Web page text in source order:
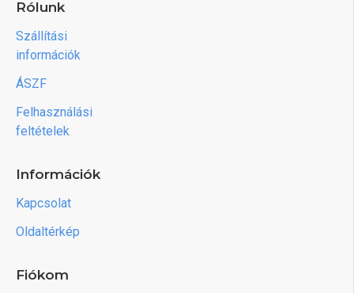
Rólunk
Szállítási
információk
ÁSZF
Felhasználási
feltételek
Információk
Kapcsolat
Oldaltérkép
Fiókom